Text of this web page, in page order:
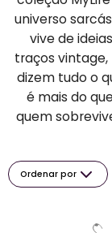
universo
vive de
traços
dizem tudo o
é mais do
quem
Ordenar por